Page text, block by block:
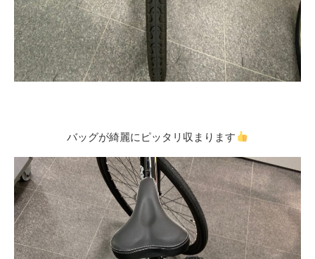
バッグが綺麗にピッタリ収まります